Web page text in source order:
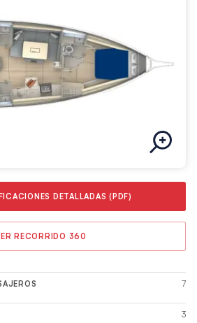
DETALLADAS (PDF)
RECORRIDO 360
7
3